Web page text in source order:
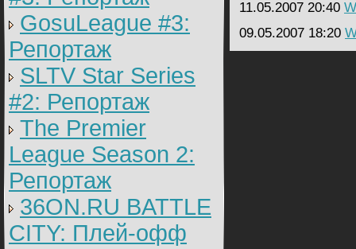
GosuLeague #3:
Репортаж
SLTV Star Series
#2: Репортаж
The Premier
League Season 2:
Репортаж
36ON.RU BATTLE
CITY: Плей-офф
11.05.2007 20:40
09.05.2007 18:20